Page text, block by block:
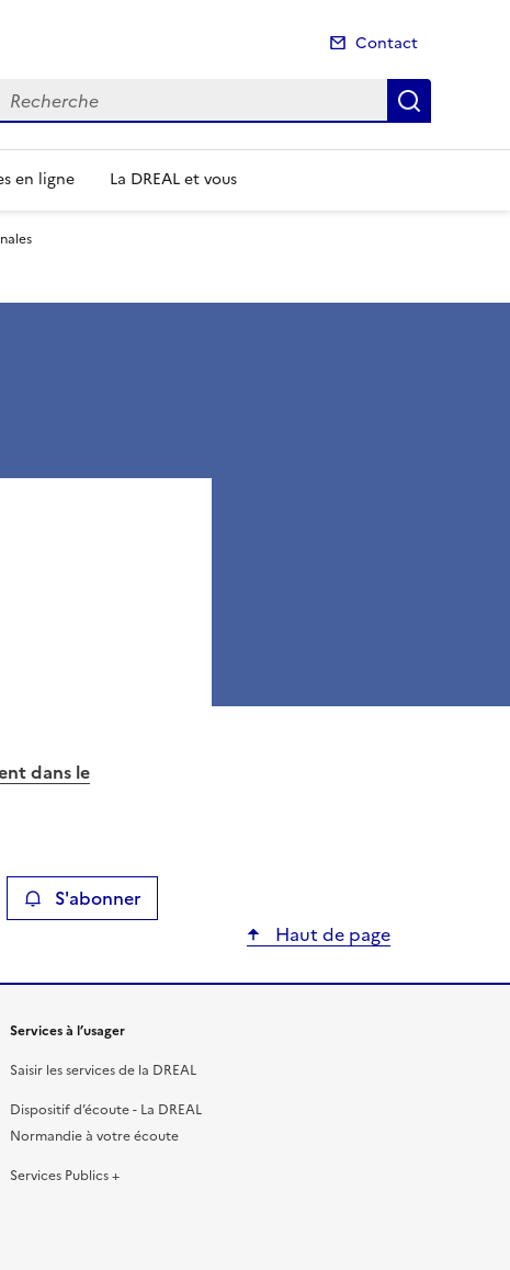
Contact
Recherche
en ligne La DREAL et vous
dans le
S'abonner
Haut de page
Services à l’usager
Saisir les services de la DREAL
Dispositif d’écoute - La DREAL
Normandie à votre écoute
Services Publics +